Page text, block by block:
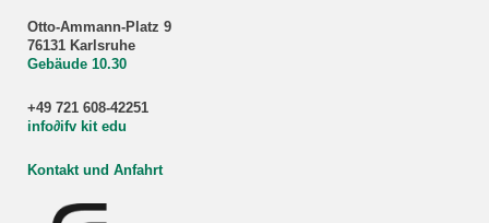
Otto-Ammann-Platz 9
76131 Karlsruhe
Gebäude 10.30
+49 721 608-42251
info∂ifv kit edu
Kontakt und Anfahrt